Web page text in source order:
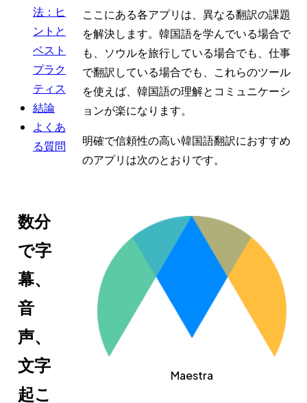
法：ヒ
ントと
ベスト
プラク
ティス
結論
よくあ
る質問
数分
で字
幕、
音
声、
文字
起こ
ここにある各アプリは、異なる翻訳の課題
を解決します。韓国語を学んでいる場合で
も、ソウルを旅行している場合でも、仕事
で翻訳している場合でも、これらのツール
を使えば、韓国語の理解とコミュニケーシ
ョンが楽になります。
明確で信頼性の高い韓国語翻訳におすすめ
のアプリは次のとおりです。
Maestra